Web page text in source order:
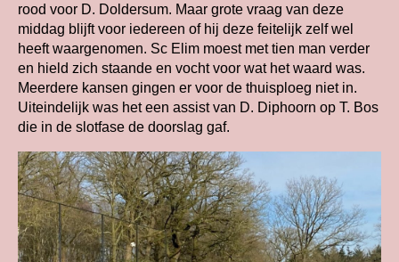
rood voor D. Doldersum. Maar grote vraag van deze
middag blijft voor iedereen of hij deze feitelijk zelf wel
heeft waargenomen. Sc Elim moest met tien man verder
en hield zich staande en vocht voor wat het waard was.
Meerdere kansen gingen er voor de thuisploeg niet in.
Uiteindelijk was het een assist van D. Diphoorn op T. Bos
die in de slotfase de doorslag gaf.